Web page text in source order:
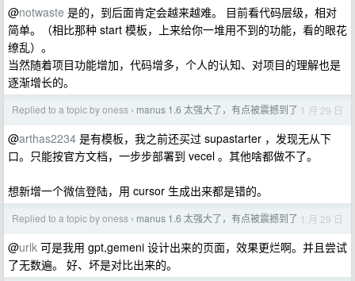
@notwaste 是的，到后面肯定会越来越难。 目前看代码层级，相对
简单。（相比那种 start 模板，上来给你一堆用不到的功能，看的眼花
缭乱）。
当然随着项目功能增加，代码增多，个人的认知、对项目的理解也是
逐渐增长的。
Replied to a topic by oness › manus 1.6 太强大了，有点被震撼到了 1 月 29 日
@arthas2234 是有模板，我之前还买过 supastarter ，发现无从下
口。只能按官方文档，一步步部署到 vecel 。其他啥都做不了。
想新增一个微信登陆，用 cursor 生成出来都是错的。
Replied to a topic by oness › manus 1.6 太强大了，有点被震撼到了 1 月 29 日
@urlk 可是我用 gpt,gemeni 设计出来的页面，效果更烂啊。并且尝试
了无数遍。 好、坏是对比出来的。